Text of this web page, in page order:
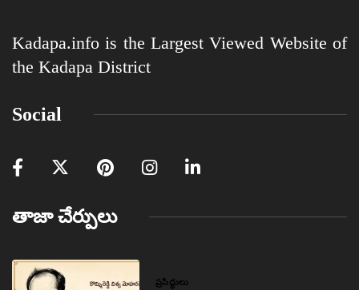
Kadapa.info is the Largest Viewed Website of
the Kadapa District
Social
తాజా చేర్పులు
ప్రసిద్ధులు